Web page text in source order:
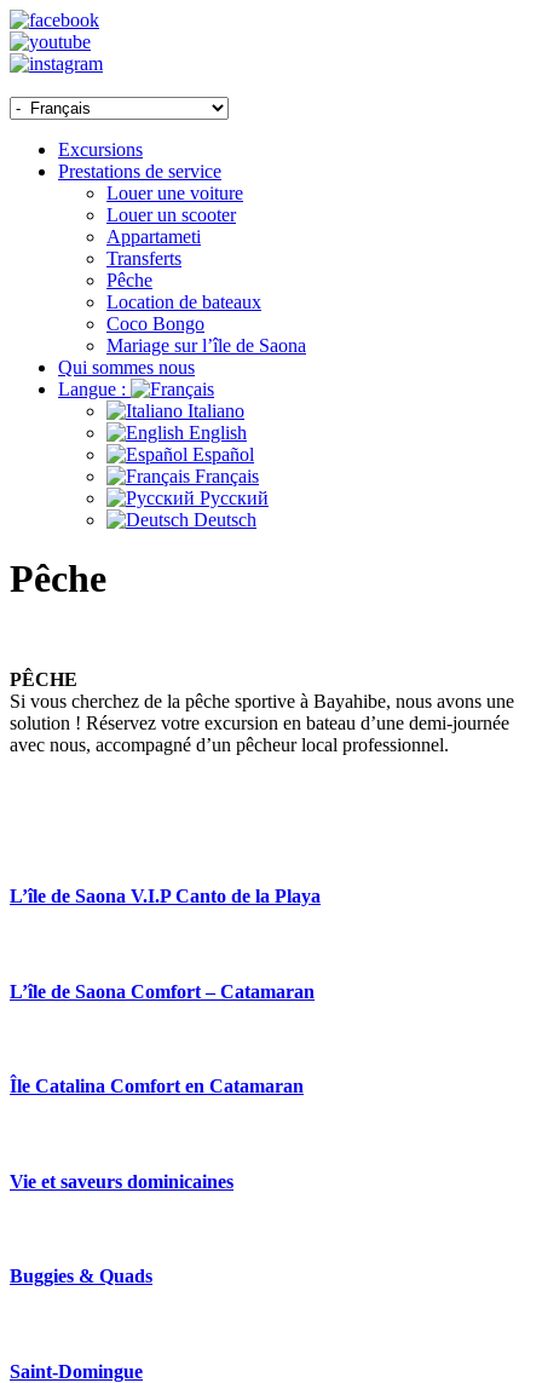
Excursions
Prestations de service
Louer une voiture
Louer un scooter
Appartameti
Transferts
Pêche
Location de bateaux
Coco Bongo
Mariage sur l’île de Saona
Qui sommes nous
Langue :
Italiano
English
Español
Français
Русский
Deutsch
Pêche
PÊCHE
Si vous cherchez de la pêche sportive à Bayahibe, nous avons une
solution ! Réservez votre excursion en bateau d’une demi-journée
avec nous, accompagné d’un pêcheur local professionnel.
L’île de Saona V.I.P Canto de la Playa
L’île de Saona Comfort – Catamaran
Île Catalina Comfort en Catamaran
Vie et saveurs dominicaines
Buggies & Quads
Saint-Domingue